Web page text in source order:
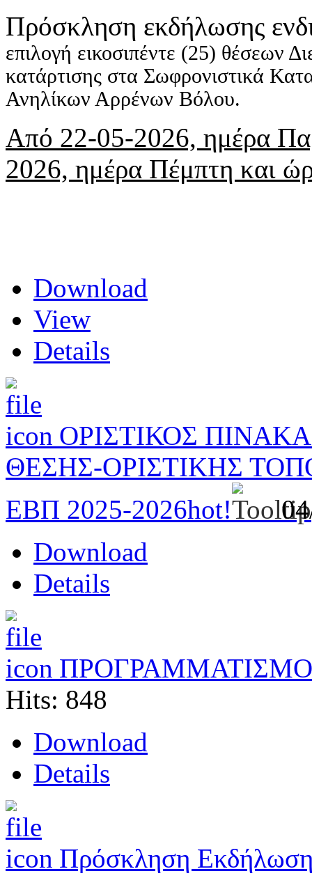
Πρόσκληση εκδήλωσης
επιλογή εικοσιπέντε (25) θέσεων
κατάρτισης στα Σωφρονιστικά
Ανηλίκων Αρρένων Βόλου.
Από 22-05-2026, ημέρα
2026, ημέρα Πέμπτη και
Download
View
Details
ΟΡΙΣΤΙΚΟΣ
ΘΕΣΗΣ-ΟΡΙΣΤΙΚΗΣ
ΕΒΠ 2025-2026hot!
Download
Details
Hits: 848
Download
Details
Πρόσκληση